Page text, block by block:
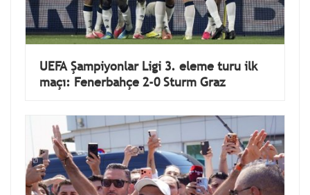
UEFA Şampiyonlar Ligi 3. eleme turu ilk
maçı: Fenerbahçe 2-0 Sturm Graz